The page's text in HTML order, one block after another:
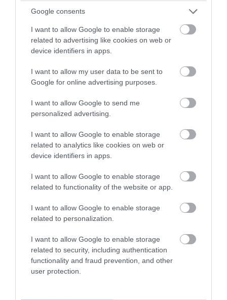
Google consents
I want to allow Google to enable storage
related to advertising like cookies on web or
device identifiers in apps.
I want to allow my user data to be sent to
Google for online advertising purposes.
I want to allow Google to send me
personalized advertising.
I want to allow Google to enable storage
related to analytics like cookies on web or
device identifiers in apps.
I want to allow Google to enable storage
related to functionality of the website or app.
I want to allow Google to enable storage
related to personalization.
I want to allow Google to enable storage
related to security, including authentication
functionality and fraud prevention, and other
user protection.
Βίσονας επιτέθηκε σε τουρίστα που τον
πλησίασε για μια φωτογραφία (βίντεο)
05.08.2026 | 06:30
Η ακραία ζέστη «κτύπησε» τον
ζωολογικό κήπο του Τόκιο: Νεκρά τρία
θηλυκά λιοντάρια